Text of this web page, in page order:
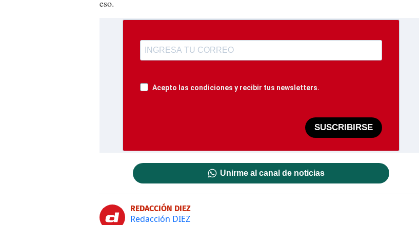
eso.
Acepto las condiciones y recibir tus newsletters.
SUSCRIBIRSE
Unirme al canal de noticias
REDACCIÓN DIEZ
Redacción DIEZ